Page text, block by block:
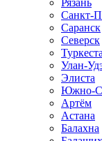
Рязань
Санкт-
Саранск
Северск
Улан-
Элиста
Южно-
Артём
Астана
Балахна